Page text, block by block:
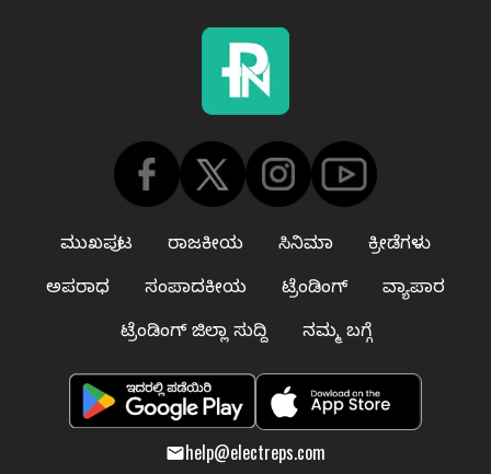
ಮುಖಪುಟ ರಾಜಕೀಯ ಸಿನಿಮಾ
ಕ್ರೀಡೆಗಳು
ಅಪರಾಧ
ಸಂಪಾದಕೀಯ ಟ್ರೆಂಡಿಂಗ್
ವ್ಯಾಪಾರ
ಟ್ರೆಂಡಿಂಗ್ ಜಿಲ್ಲಾ ಸುದ್ದಿ
ನಮ್ಮ ಬಗ್ಗೆ
help@electreps.com